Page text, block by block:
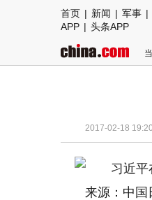
首页 | 新闻 | 军事 |
APP | 头条APP
2017-02-18
来源：中国